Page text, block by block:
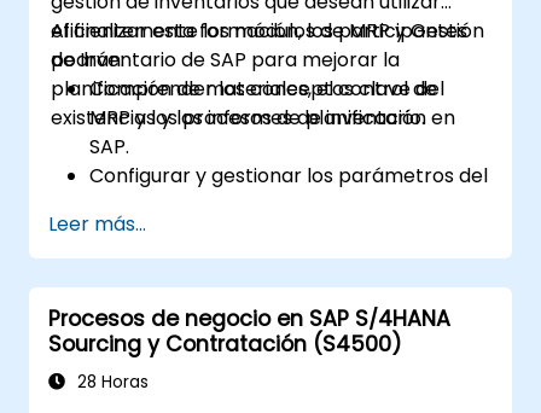
informes estándar y KPIs.
eficientemente los módulos de MRP y Gestión
de Inventario de SAP para mejorar la
planificación de materiales, el control de
existencias y los informes de inventario.
Al finalizar esta formación, los participantes
podrán:
Comprender los conceptos clave del
MRP y los procesos de planificación en
SAP.
Configurar y gestionar los parámetros del
materiales.
Gestionar los movimientos de inventario,
el control de existencias y el seguimiento
de materiales en SAP.
Generar y analizar informes de inventario
de SAP para tomar mejores decisiones.
Leer más...
Procesos de negocio en SAP S/4HANA
Sourcing y Contratación (S4500)
28 Horas